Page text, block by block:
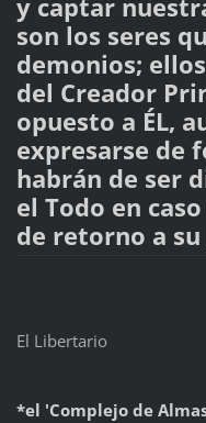
y captar
son los seres
demonios;
del Creador
opuesto a ÉL,
expresarse de
habrán de ser
el Todo en
de retorno a
El Libertario
*el 'Complejo de